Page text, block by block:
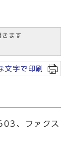
ます
文字で印刷
、ファクス